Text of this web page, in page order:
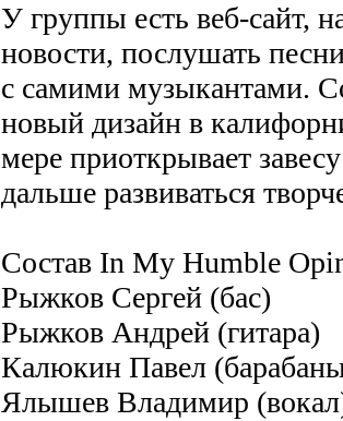
У группы есть веб-сайт,
новости, послушать
с самими музыкантами.
новый дизайн в
мере приоткрывает
дальше развиваться
Состав In My Humble
Рыжков Сергей (бас)
Рыжков Андрей (гитара)
Калюкин Павел
Ялышев Владимир